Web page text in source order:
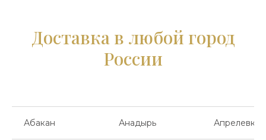
Доставка в любой город
России
Абакан Анадырь Апрелевка